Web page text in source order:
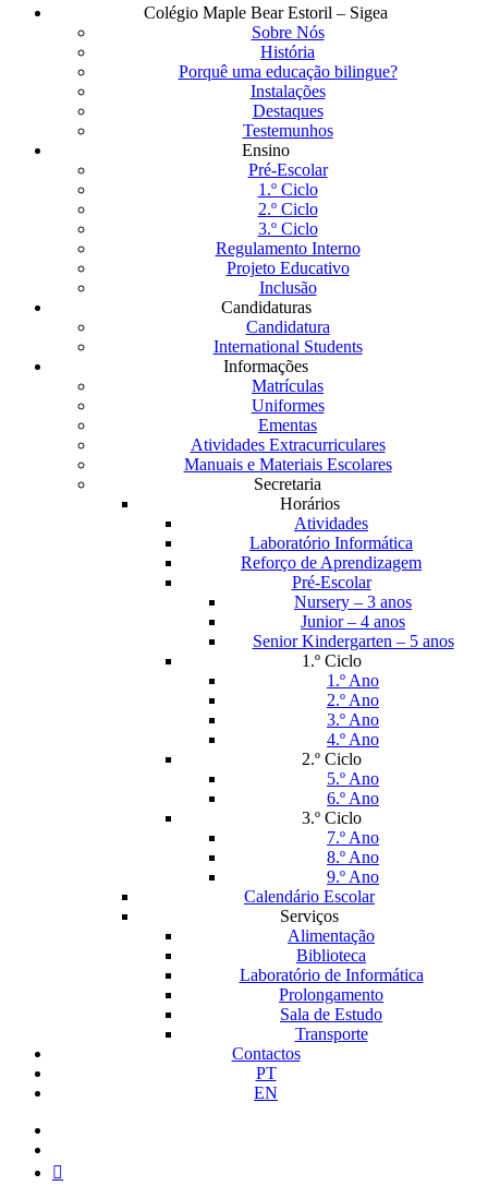
Fechar
Colégio Maple Bear Estoril – Sigea
Sobre Nós
História
Porquê uma educação bilingue?
Instalações
Destaques
Testemunhos
Ensino
Pré-Escolar
1.º Ciclo
2.º Ciclo
3.º Ciclo
Regulamento Interno
Projeto Educativo
Inclusão
Candidaturas
Candidatura
International Students
Informações
Matrículas
Uniformes
Ementas
Atividades Extracurriculares
Manuais e Materiais Escolares
Secretaria
Horários
Atividades
Laboratório Informática
Reforço de Aprendizagem
Pré-Escolar
Nursery – 3 anos
Junior – 4 anos
Senior Kindergarten – 5 anos
1.º Ciclo
1.º Ano
2.º Ano
3.º Ano
4.º Ano
2.º Ciclo
5.º Ano
6.º Ano
3.º Ciclo
7.º Ano
8.º Ano
9.º Ano
Calendário Escolar
Serviços
Alimentação
Biblioteca
Laboratório de Informática
Prolongamento
Sala de Estudo
Transporte
Contactos
PT
EN
medium